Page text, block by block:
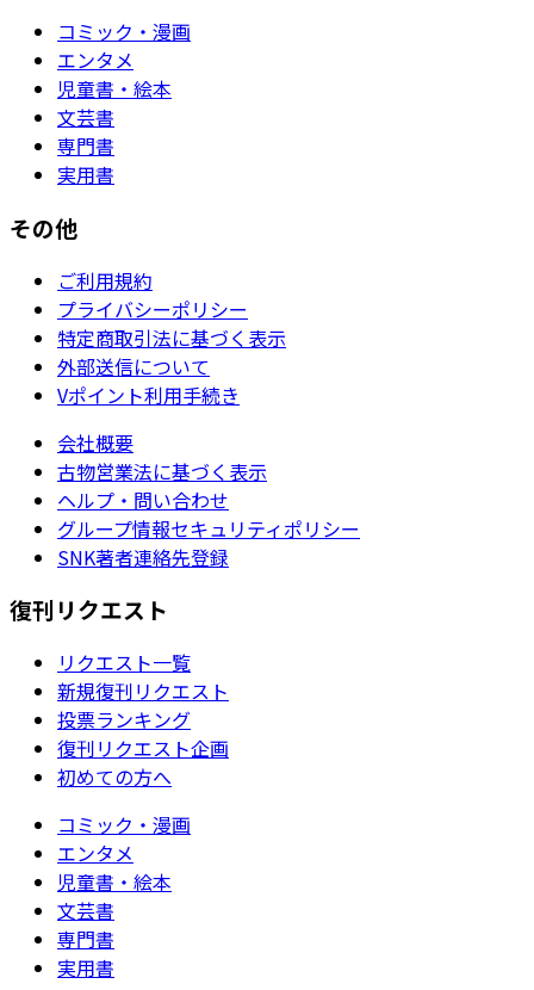
コミック・漫画
エンタメ
児童書・絵本
文芸書
専門書
実用書
その他
ご利用規約
プライバシーポリシー
特定商取引法に基づく表示
外部送信について
Vポイント利用手続き
会社概要
古物営業法に基づく表示
ヘルプ・問い合わせ
グループ情報セキュリティポリシー
SNK著者連絡先登録
復刊リクエスト
リクエスト一覧
新規復刊リクエスト
投票ランキング
復刊リクエスト企画
初めての方へ
コミック・漫画
エンタメ
児童書・絵本
文芸書
専門書
実用書